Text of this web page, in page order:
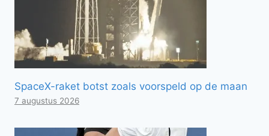
SpaceX-raket botst zoals voorspeld op de maan
7 augustus 2026